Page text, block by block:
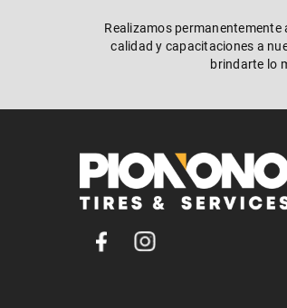
Realizamos
calidad y capacitaciones a
brindarte lo